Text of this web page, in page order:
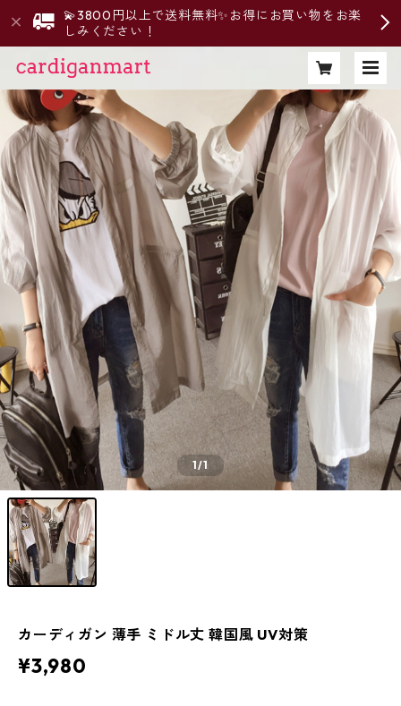
💫3800円以上で送料無料✨お得にお買い物をお楽
しみください！
1/1
カーディガン 薄手 ミドル丈 韓国風 UV対策
¥3,980